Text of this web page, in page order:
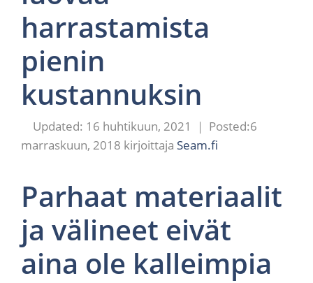
harrastamista
pienin
kustannuksin
16 huhtikuun, 2021
6
marraskuun, 2018 kirjoittaja Seam.fi
Parhaat materiaalit
ja välineet eivät
aina ole kalleimpia